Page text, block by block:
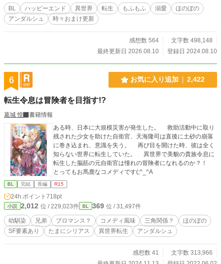
の共通特典は、おまけのお話の投票で1位に輝きました！ ゲ
オセバがリトを応援するお話で、１３８７字、登場人物紹介
が表に印刷されたハガキサイズのイラストカードです。アニ
ジゼリトレォンで、お菓子づくりのお話で、６４３１字の小
な、お詫びがございます！ ①私がお伝えし忘れたため、登場
人物紹介のセバに、眼鏡がありません！ ②最終稿の修正が私
書籍p262 後ろから４行目 テデの台詞が 正『お気をつけく
電子書籍、レンタルのみ 空白抜け p124 後ろから６行目
正『のばしゅ！ お肉』が 誤『のばしゅ！お肉』に すべて
の書籍 書籍p283 後ろから６行目 正『ゲォルグ・ディア・
ジェディス』が 誤『ゲォルグ・ディオ・ジェディス』に こ
れはエラーで吹き飛んだ訳ではなく、全く気づいていません
でした、ごめんなさい……！ p239 最終行 『腕輪』が『ブ
レスレット』 カタカナ変換忘れ ごめんなさい！ 今後、増刷
ません！ でも眼鏡のないセバはとてもかっこ可愛く！ ほぼ
全文書き直しは、骨折した肩で（笑）めちゃくちゃがんばっ
たので！ もしよかったら無料部分だけでも楽しんでくださっ
たら、とても、とてもうれしいです！ 皆の動画はプロフのW
ebサイトからどうぞです！ 動画にはAIを使っていますが、小
BL ハッピーエンド 異世界 転生 もふもふ 溺愛
ほのぼの
アンダルシュ
時々おまけ更新
感想数 564
文字数 498,148
最終更新日 2026.08.10
登録日 2024.08.10
6 お気に入り追加 2,422
転生令息は冒険者を目指す!?
葛城 惶
書籍情報
ある時、日本に大規模災害が発生した。 救助活動中に取り
残された少女を助けた自衛官、天海隆司は直後に土砂の崩落
に巻き込まれ、意識を失う。 再び目を開けた時、彼は全く
知らない世界に転生していた。 異世界で美貌の貴族令息に
転生した脳筋の元自衛官は憧れの冒険者になれるのか？！
とってもお馬鹿なコメディです(;^_^A
BL 完結 長編 R15
24h.ポイント 718pt
小説 2,012 位 / 229,023件 BL 369 位 / 31,497件
幼馴染 兄弟 ブロマンス？ コメディ風味 三角関係？
ほのぼの
SF要素あり
たまにシリアス 異世界転生 アンダルシュ
感想数 41
文字数 313,966